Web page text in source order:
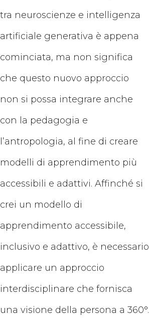
tra neuroscienze e intelligenza
artificiale generativa è appena
cominciata, ma non significa
che questo nuovo approccio
non si possa integrare anche
con la pedagogia e
l’antropologia, al fine di creare
modelli di apprendimento più
accessibili e adattivi. Affinché si
crei un modello di
apprendimento accessibile,
inclusivo e adattivo, è necessario
applicare un approccio
interdisciplinare che fornisca
una visione della persona a 360°.